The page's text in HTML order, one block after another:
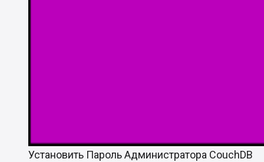
Установить Пароль Администратора CouchDB